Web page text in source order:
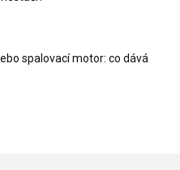
spalovací motor: co dává